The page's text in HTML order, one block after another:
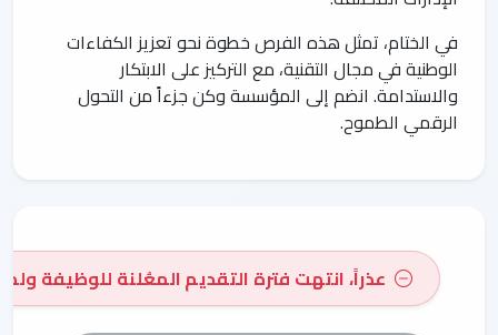
في الختام، تمثل هذه الفرص خطوة نحو تعزيز الكفاءات
الوطنية في مجال التقنية، مع التركيز على الابتكار
والاستدامة. انضم إلى المؤسسة وكن جزءاً من التحول
الرقمي الطموح.
عذراً، انتهت فترة التقديم المعُلنة للوظيفة